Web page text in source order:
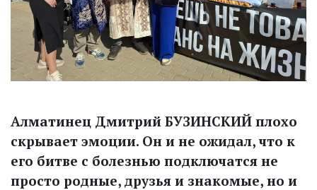
Алматинец Дмитрий БУЗИНСКИЙ плохо
скрывает эмоции. Он и не ожидал, что к
его битве с болезнью подключатся не
просто родные, друзья и знакомые, но и